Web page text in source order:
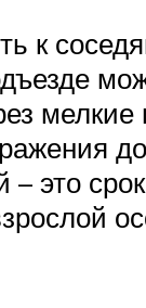
к
это